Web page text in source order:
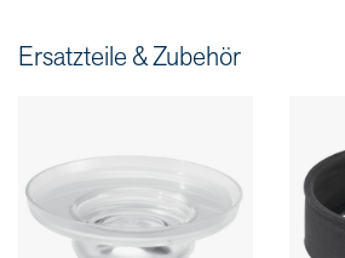
Ersatzteile & Zubehör